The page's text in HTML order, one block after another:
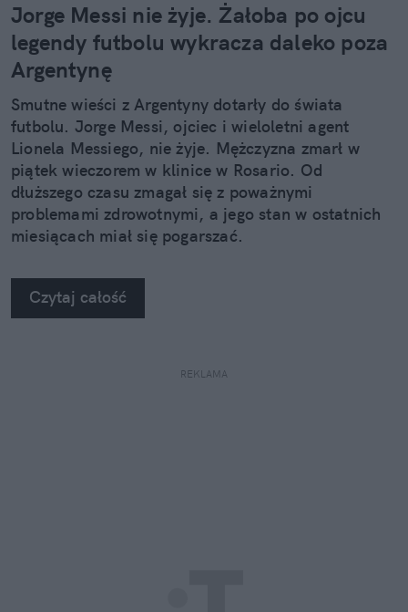
Jorge Messi nie żyje. Żałoba po ojcu
legendy futbolu wykracza daleko poza
Argentynę
Smutne wieści z Argentyny dotarły do świata
futbolu. Jorge Messi, ojciec i wieloletni agent
Lionela Messiego, nie żyje. Mężczyzna zmarł w
piątek wieczorem w klinice w Rosario. Od
dłuższego czasu zmagał się z poważnymi
problemami zdrowotnymi, a jego stan w ostatnich
miesiącach miał się pogarszać.
Czytaj całość
REKLAMA